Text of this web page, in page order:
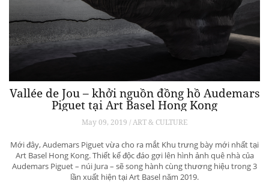
Vallée de Jou – khởi nguồn đồng hồ Audemars
Piguet tại Art Basel Hong Kong
May 09, 2019 / ART & CULTURE
Mới đây, Audemars Piguet vừa cho ra mắt Khu trưng bày mới nhất tại
Art Basel Hong Kong. Thiết kế độc đáo gợi lên hình ảnh quê nhà của
Audemars Piguet – núi Jura – sẽ song hành cùng thương hiệu trong 3
lần xuất hiện tại Art Basel năm 2019.